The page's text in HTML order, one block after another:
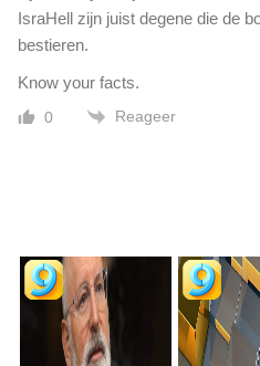
IsraHell zijn juist degene die de
bestieren.
Know your facts.
0 Reageer